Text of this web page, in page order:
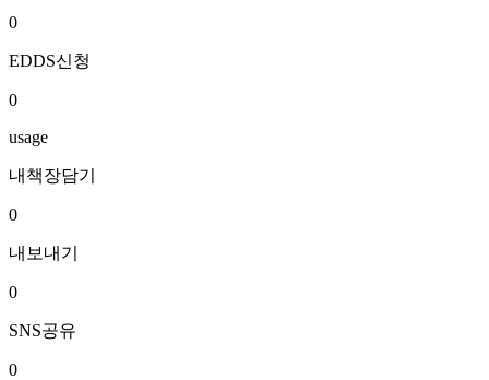
0
EDDS신청
0
usage
내책장담기
0
내보내기
0
SNS공유
0